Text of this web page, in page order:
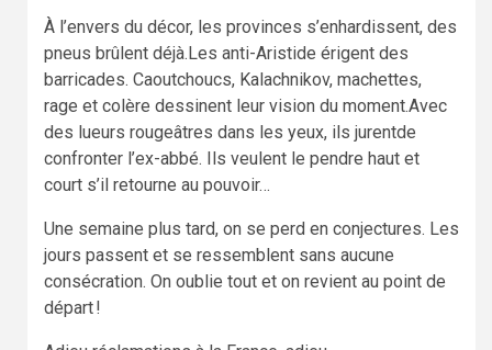
À l’envers du décor, les provinces s’enhardissent, des
pneus brûlent déjà.Les anti-Aristide érigent des
barricades. Caoutchoucs, Kalachnikov, machettes,
rage et colère dessinent leur vision du moment.Avec
des lueurs rougeâtres dans les yeux, ils jurentde
confronter l’ex-abbé. Ils veulent le pendre haut et
court s’il retourne au pouvoir…
Une semaine plus tard, on se perd en conjectures. Les
jours passent et se ressemblent sans aucune
consécration. On oublie tout et on revient au point de
départ !